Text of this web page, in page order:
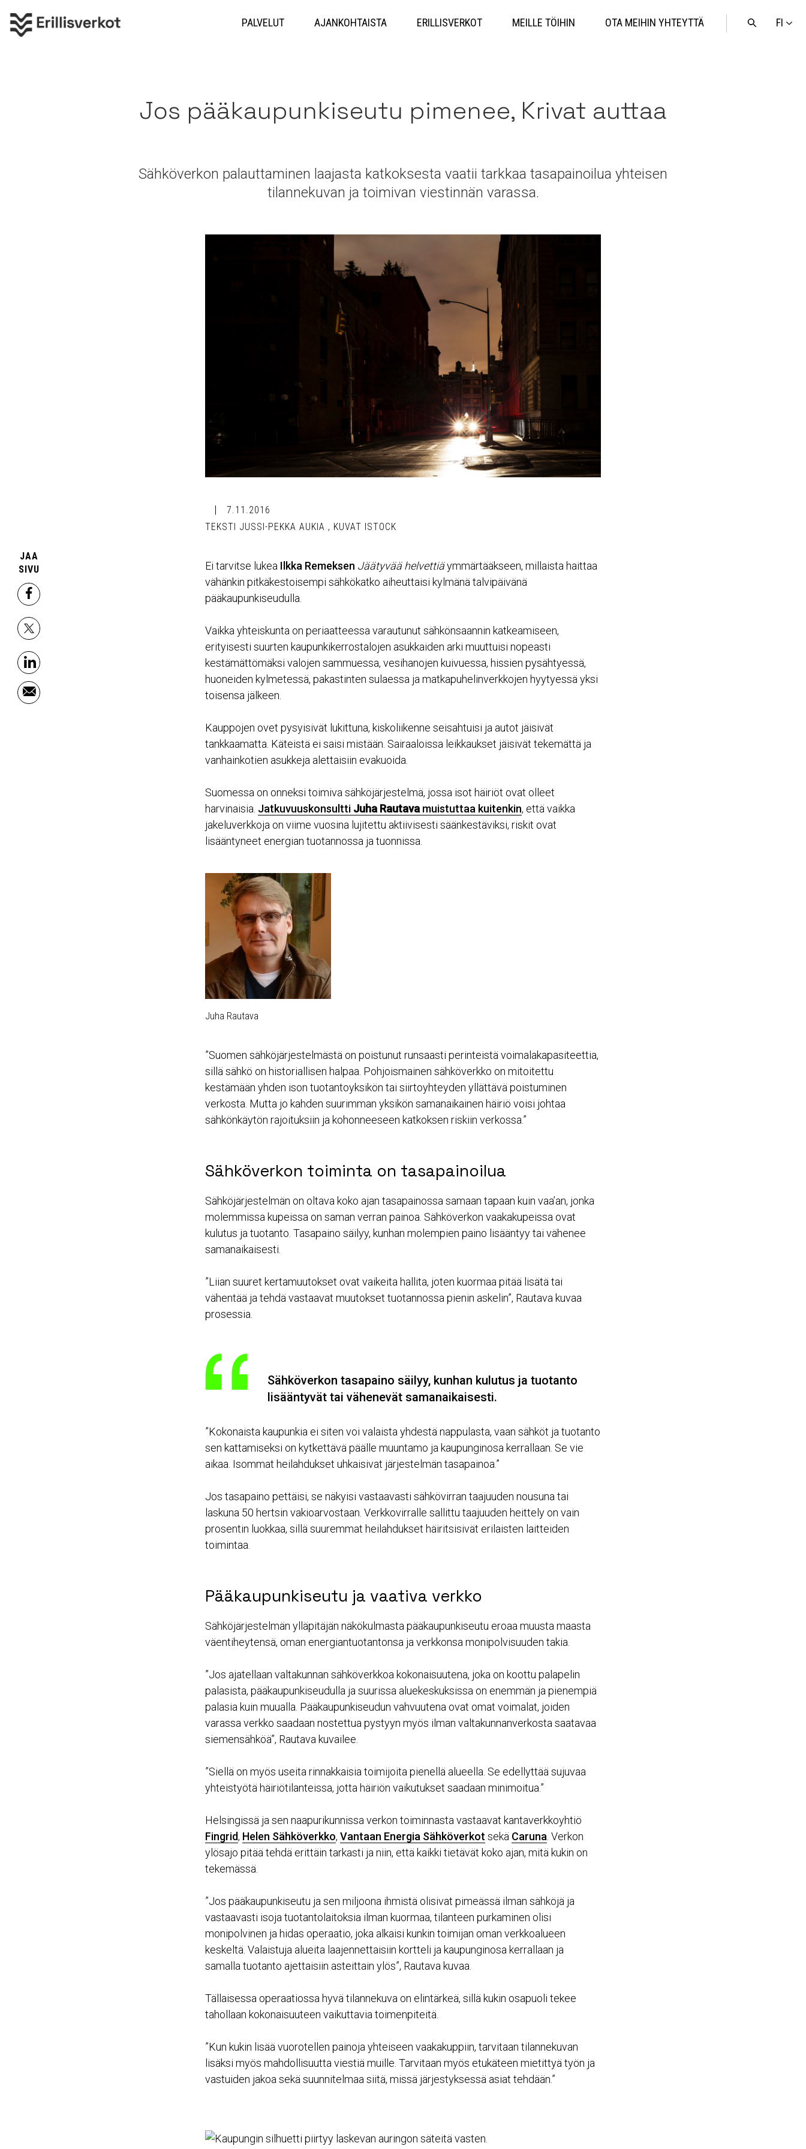
sisältöön
FI
Avaa
PALVELUT AJANKOHTAISTA ERILLISVERKOT MEILLE TÖIHIN OTA MEIHIN YHTEYTTÄ
Jos pääkaupunkiseutu pimenee, Krivat auttaa
Sähköverkon palauttaminen laajasta katkoksesta vaatii tarkkaa tasapainoilua yhteisen
tilannekuvan ja toimivan viestinnän varassa.
JAA
SIVU
facebook
x
linkedin
email
7.11.2016
TEKSTI JUSSI-PEKKA AUKIA , KUVAT ISTOCK
Ei tarvitse lukea Ilkka Remeksen Jäätyvää helvettiäymmärtääkseen, millaista haittaa
vähänkin pitkäkestoisempi sähkökatko aiheuttaisi kylmänä talvipäivänä
pääkaupunkiseudulla.
Vaikka yhteiskunta on periaatteessa varautunut sähkönsaannin katkeamiseen,
erityisesti suurten kaupunkikerrostalojen asukkaiden arki muuttuisi nopeasti
kestämättömäksi valojen sammuessa, vesihanojen kuivuessa, hissien pysähtyessä,
huoneiden kylmetessä, pakastinten sulaessa ja matkapuhelinverkkojen hyytyessä yksi
toisensa jälkeen.
Kauppojen ovet pysyisivät lukittuna, kiskoliikenne seisahtuisi ja autot jäisivät
tankkaamatta. Käteistä ei saisi mistään. Sairaaloissa leikkaukset jäisivät tekemättä ja
vanhainkotien asukkeja alettaisiin evakuoida.
Suomessa on onneksi toimiva sähköjärjestelmä, jossa isot häiriöt ovat olleet
harvinaisia. Jatkuvuuskonsultti Juha Rautava muistuttaa kuitenkin, että vaikka
jakeluverkkoja on viime vuosina lujitettu aktiivisesti säänkestäviksi, riskit ovat
lisääntyneet energian tuotannossa ja tuonnissa.
Juha Rautava
”Suomen sähköjärjestelmästä on poistunut runsaasti perinteistä voimalakapasiteettia,
sillä sähkö on historiallisen halpaa. Pohjoismainen sähköverkko on mitoitettu
kestämään yhden ison tuotantoyksikön tai siirtoyhteyden yllättävä poistuminen
verkosta. Mutta jo kahden suurimman yksikön samanaikainen häiriö voisi johtaa
sähkönkäytön rajoituksiin ja kohonneeseen katkoksen riskiin verkossa.”
Sähköverkon toiminta on tasapainoilua
Sähköjärjestelmän on oltava koko ajan tasapainossa samaan tapaan kuin vaa’an, jonka
molemmissa kupeissa on saman verran painoa. Sähköverkon vaakakupeissa ovat
kulutus ja tuotanto. Tasapaino säilyy, kunhan molempien paino lisääntyy tai vähenee
samanaikaisesti.
”Liian suuret kertamuutokset ovat vaikeita hallita, joten kuormaa pitää lisätä tai
vähentää ja tehdä vastaavat muutokset tuotannossa pienin askelin”, Rautava kuvaa
prosessia.
Sähköverkon tasapaino säilyy, kunhan kulutus ja tuotanto
lisääntyvät tai vähenevät samanaikaisesti.
”Kokonaista kaupunkia ei siten voi valaista yhdestä nappulasta, vaan sähköt ja tuotanto
sen kattamiseksi on kytkettävä päälle muuntamo ja kaupunginosa kerrallaan. Se vie
aikaa. Isommat heilahdukset uhkaisivat järjestelmän tasapainoa.”
Jos tasapaino pettäisi, se näkyisi vastaavasti sähkövirran taajuuden nousuna tai
laskuna 50 hertsin vakioarvostaan. Verkkovirralle sallittu taajuuden heittely on vain
prosentin luokkaa, sillä suuremmat heilahdukset häiritsisivät erilaisten laitteiden
toimintaa.
Pääkaupunkiseutu ja vaativa verkko
Sähköjärjestelmän ylläpitäjän näkökulmasta pääkaupunkiseutu eroaa muusta maasta
väentiheytensä, oman energiantuotantonsa ja verkkonsa monipolvisuuden takia.
”Jos ajatellaan valtakunnan sähköverkkoa kokonaisuutena, joka on koottu palapelin
palasista, pääkaupunkiseudulla ja suurissa aluekeskuksissa on enemmän ja pienempiä
palasia kuin muualla. Pääkaupunkiseudun vahvuutena ovat omat voimalat, joiden
varassa verkko saadaan nostettua pystyyn myös ilman valtakunnanverkosta saatavaa
siemensähköä”, Rautava kuvailee.
”Siellä on myös useita rinnakkaisia toimijoita pienellä alueella. Se edellyttää sujuvaa
yhteistyötä häiriötilanteissa, jotta häiriön vaikutukset saadaan minimoitua.”
Helsingissä ja sen naapurikunnissa verkon toiminnasta vastaavat kantaverkkoyhtiö
Fingrid, Helen Sähköverkko, Vantaan Energia Sähköverkot sekä Caruna . Verkon
ylösajo pitää tehdä erittäin tarkasti ja niin, että kaikki tietävät koko ajan, mitä kukin on
tekemässä.
”Jos pääkaupunkiseutu ja sen miljoona ihmistä olisivat pimeässä ilman sähköjä ja
vastaavasti isoja tuotantolaitoksia ilman kuormaa, tilanteen purkaminen olisi
monipolvinen ja hidas operaatio, joka alkaisi kunkin toimijan oman verkkoalueen
keskeltä. Valaistuja alueita laajennettaisiin kortteli ja kaupunginosa kerrallaan ja
samalla tuotanto ajettaisiin asteittain ylös”, Rautava kuvaa.
Tällaisessa operaatiossa hyvä tilannekuva on elintärkeä, sillä kukin osapuoli tekee
tahollaan kokonaisuuteen vaikuttavia toimenpiteitä.
”Kun kukin lisää vuorotellen painoja yhteiseen vaakakuppiin, tarvitaan tilannekuvan
lisäksi myös mahdollisuutta viestiä muille. Tarvitaan myös etukäteen mietittyä työn ja
vastuiden jakoa sekä suunnitelmaa siitä, missä järjestyksessä asiat tehdään.”